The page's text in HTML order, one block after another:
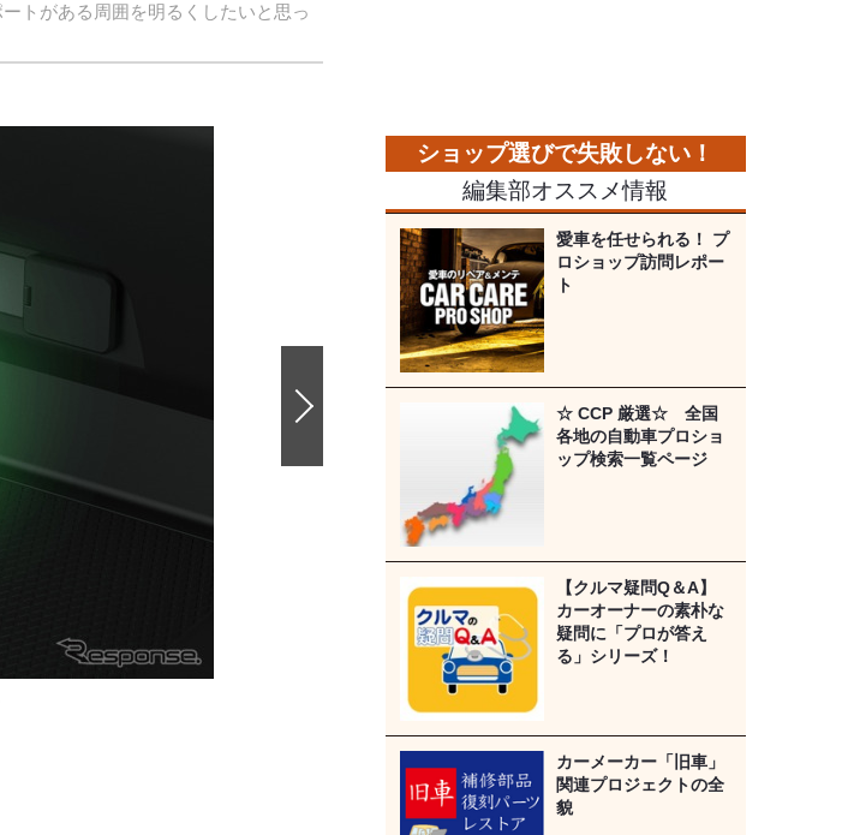
トがある周囲を明るくしたいと思っ
編集部オススメ情報
愛車を任せられる！ プ
ロショップ訪問レポー
ト
☆ CCP 厳選☆ 全国
各地の自動車プロショ
ップ検索一覧ページ
【クルマ疑問Q＆A】
カーオーナーの素朴な
疑問に「プロが答え
る」シリーズ！
カーメーカー「旧車」
関連プロジェクトの全
貌